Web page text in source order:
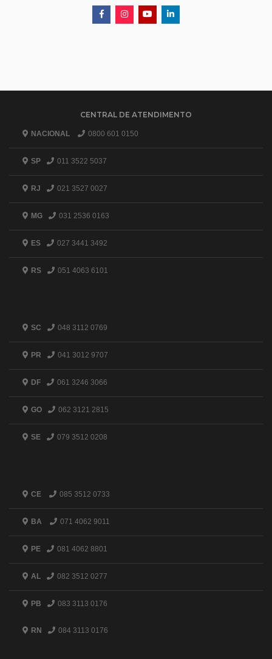
CENTRAL DE ATENDIMENTO
NACIONAL 0800 601 0150
SP 011 3522 5037
RJ 021 3527 0027
MG 031 2536 0163
ES 027 3441 3492
RS 051 4063 6101
SC 048 3112 0769
PR 041 3012 9707
DF 061 3246 3066
GO 062 3121 2815
SE 079 3512 0208
CE 085 3512 0733
BA 071 4062 9011
PE 081 4062 8801
AL 082 3512 0277
PB 083 3113 0176
RN 084 3113 0176